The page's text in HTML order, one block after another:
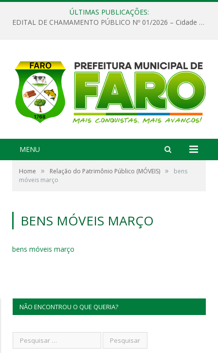
ÚLTIMAS PUBLICAÇÕES:
EDITAL DE CHAMAMENTO PÚBLICO Nº 01/2026 – Cidade de Faro
MENU
Home » Relação do Patrimônio Público (MÓVEIS) »
bens
móveis março
BENS MÓVEIS MARÇO
bens móveis março
NÃO ENCONTROU O QUE QUERIA?